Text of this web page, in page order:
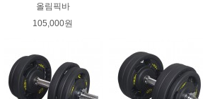
올림픽바
105,000원